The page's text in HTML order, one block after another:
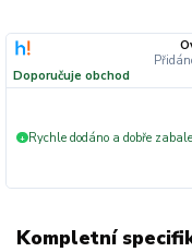
Doporučuje obchod
+ Rychle dodáno a dobře
Kompletní